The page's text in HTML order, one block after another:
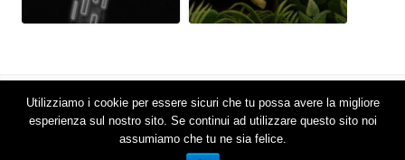
2018 © Connettere si avvale dei cookies per garantirti una migliore
esperienza.
VAI SU
Utilizziamo i cookie per essere sicuri che tu possa avere la migliore
esperienza sul nostro sito. Se continui ad utilizzare questo sito noi
assumiamo che tu ne sia felice.